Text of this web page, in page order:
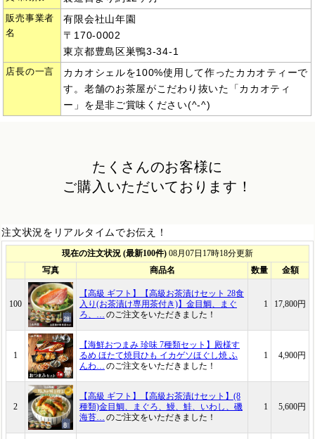
販売事業者
名
有限会社山年園
〒170-0002
東京都豊島区巣鴨3-34-1
店長の一言
カカオシェルを100%使用して作ったカカオティーで
す。老舗のお茶屋がこだわり抜いた「カカオティ
ー」を是非ご賞味ください(^-^)
たくさんのお客様に
ご購入いただいております！
注文状況をリアルタイムでお伝え！